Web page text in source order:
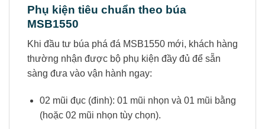
Phụ kiện tiêu chuẩn theo búa
MSB1550
Khi đầu tư búa phá đá MSB1550 mới, khách hàng
thường nhận được bộ phụ kiện đầy đủ để sẵn
sàng đưa vào vận hành ngay:
02 mũi đục (đinh): 01 mũi nhọn và 01 mũi bằng
(hoặc 02 mũi nhọn tùy chọn).